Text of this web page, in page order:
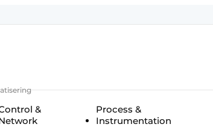
&
Process &
Instrumentation